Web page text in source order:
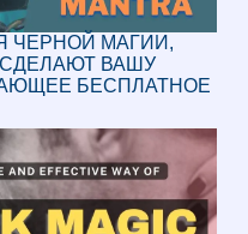
ЧЕРНОЙ МАГИИ,
ВАШУ
БЕСПЛАТНОЕ